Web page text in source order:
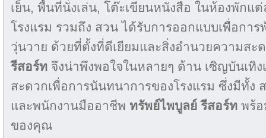
เย็น, พื้นที่นั่งเล่น, โต๊ะเขียนหนังสือ ในห้องพักแ
โรงแรม รวมถึง สวน ได้รับการออกแบบเพื่อกา
วุ่นวาย ด้วยที่ตั้งที่ดีเยียมและสิ่งอำนวยความสะ
รีสอร์ท จึงน่าพึงพอใจในหลายๆ ด้าน เซิญบันเทิง
สะดวกเพื่อการนันทนาการของโรงแรม ซึ่งมีทั้ง
และพนักงานมืออาชีพ ทรัพย์ไพบูลย์ รีสอร์ท พร้
ของคุณ